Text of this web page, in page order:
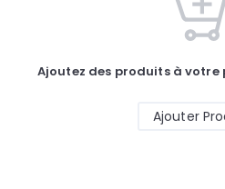
Ajoutez des produits à
Ajouter